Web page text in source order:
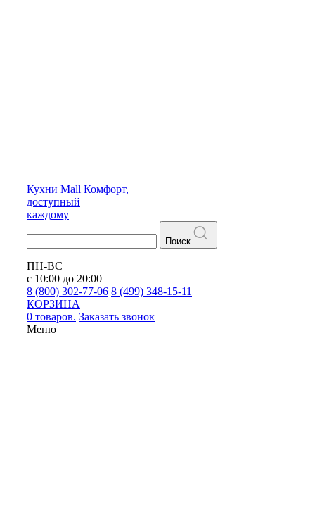
Кухни Mall Комфорт,
доступный
каждому
Поиск
ПН-ВС
с 10:00 до 20:00
8 (800) 302-77-06 8 (499) 348-15-11
КОРЗИНА
0 товаров. Заказать звонок
Меню